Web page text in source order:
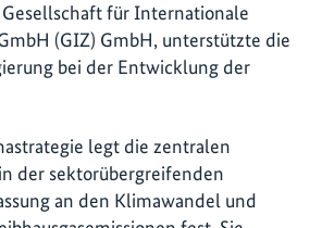
für Internationale
(GIZ) GmbH, unterstützte die
bei der Entwicklung der
legt die zentralen
der sektorübergreifenden
an den Klimawandel und